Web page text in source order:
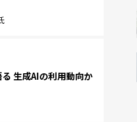
生成AIの利用動向か